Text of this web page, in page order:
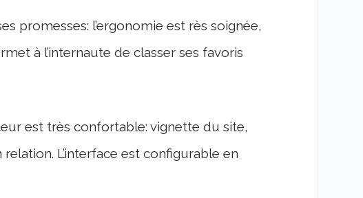
promesses: l’ergonomie est rès soignée,
à l’internaute de classer ses favoris
est très confortable: vignette du site,
L’interface est configurable en